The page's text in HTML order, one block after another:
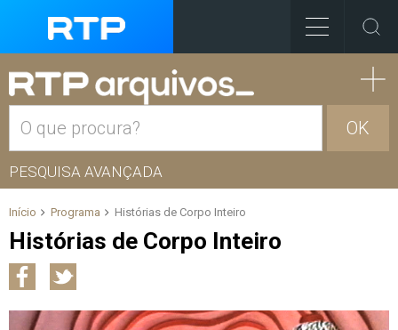
OK
PESQUISA AVANÇADA
Início Programa Histórias de Corpo Inteiro
Histórias de Corpo Inteiro